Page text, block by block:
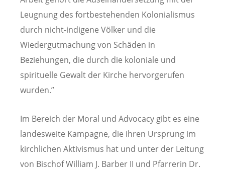
Leugnung des fortbestehenden Kolonialismus
durch nicht-indigene Völker und die
Wiedergutmachung von Schäden in
Beziehungen, die durch die koloniale und
spirituelle Gewalt der Kirche hervorgerufen
wurden.”
Im Bereich der Moral und Advocacy gibt es eine
landesweite Kampagne, die ihren Ursprung im
kirchlichen Aktivismus hat und unter der Leitung
von Bischof William J. Barber II und Pfarrerin Dr.